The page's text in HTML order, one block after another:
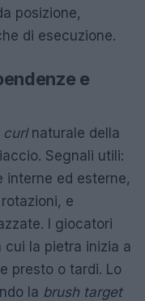
posizione,
di esecuzione.
e
curlnaturale della
Segnali utili:
ed esterne,
e
I giocatori
la pietra inizia a
presto o tardi. Lo
la brush target